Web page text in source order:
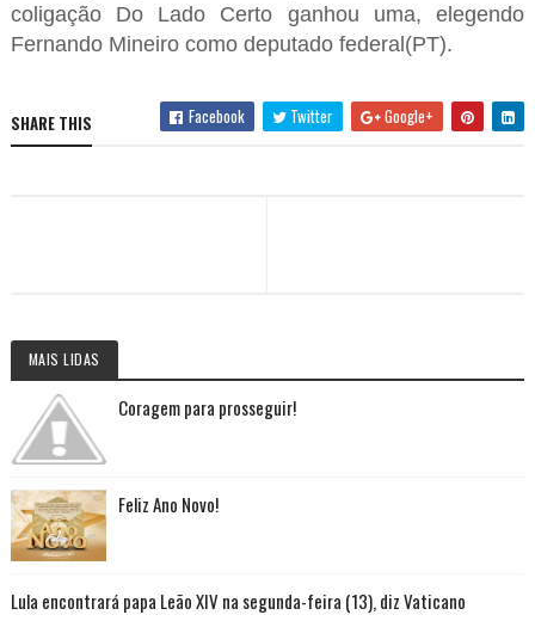
coligação Do Lado Certo ganhou uma, elegendo
Fernando Mineiro como deputado federal(PT).
SHARE THIS Facebook Twitter Google+
MAIS LIDAS
Coragem para prosseguir!
Feliz Ano Novo!
Lula encontrará papa Leão XIV na segunda-feira (13), diz Vaticano